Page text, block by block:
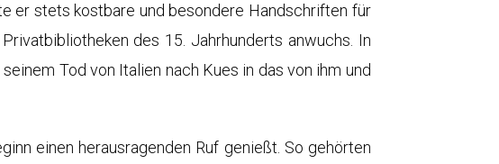
er stets kostbare und besondere Handschriften für
des 15. Jahrhunderts anwuchs. In
Tod von Italien nach Kues in das von ihm und
einen herausragenden Ruf genießt. So gehörten